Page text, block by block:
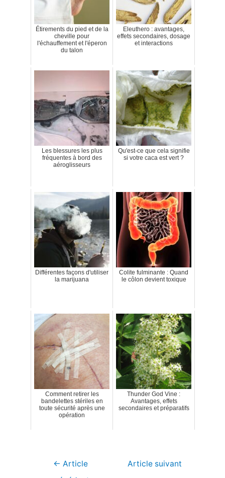
Étirements du pied et de la
cheville pour
l'échauffement et l'éperon
du talon
Eleuthero : avantages,
effets secondaires, dosage
et interactions
Les blessures les plus
fréquentes à bord des
aéroglisseurs
Qu'est-ce que cela signifie
si votre caca est vert ?
Différentes façons d'utiliser
la marijuana
Colite fulminante : Quand
le côlon devient toxique
Comment retirer les
bandelettes stériles en
toute sécurité après une
opération
Thunder God Vine :
Avantages, effets
secondaires et préparatifs
Navigation
← Article
Article suivant